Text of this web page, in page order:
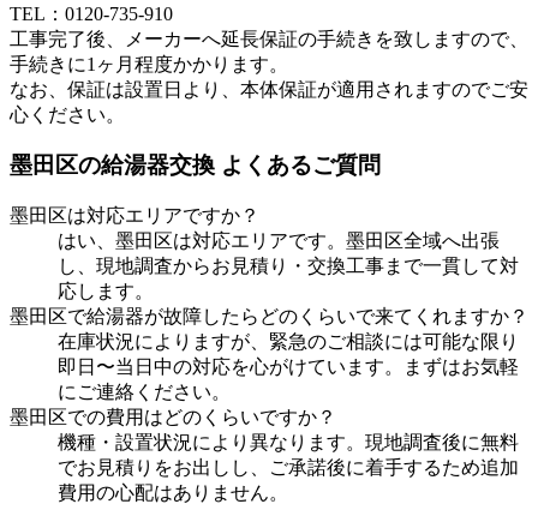
TEL：0120-735-910
工事完了後、メーカーへ延長保証の手続きを致しますので、
手続きに1ヶ月程度かかります。
なお、保証は設置日より、本体保証が適用されますのでご安
心ください。
墨田区の給湯器交換 よくあるご質問
墨田区は対応エリアですか？
はい、 墨田区は対応エリアです。 墨田区全域へ出張
し、現地調査からお見積り・交換工事まで一貫して対
応します。
墨田区で給湯器が故障したらどのくらいで来てくれますか？
在庫状況によりますが、緊急のご相談には可能な限り
即日〜当日中の対応を心がけています。まずはお気軽
にご連絡ください。
墨田区での費用はどのくらいですか？
機種・設置状況により異なります。現地調査後に無料
でお見積りをお出しし、ご承諾後に着手するため追加
費用の心配はありません。